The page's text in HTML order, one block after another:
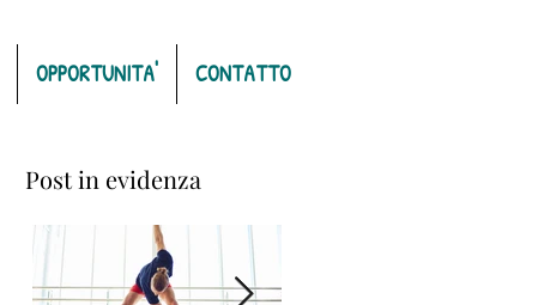
OPPORTUNITA' CONTATTO
Post in evidenza